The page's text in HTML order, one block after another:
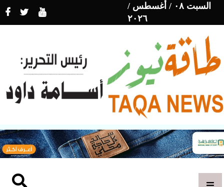
السبت ٠٨ / أغسطس /
٢٠٢٦